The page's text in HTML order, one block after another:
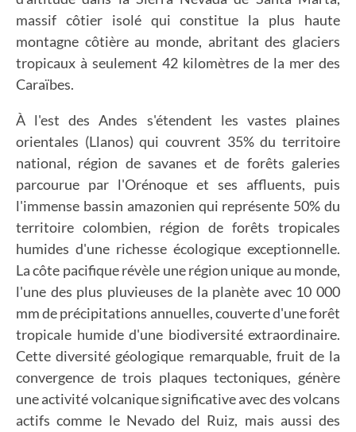
massif côtier isolé qui constitue la plus haute
montagne côtière au monde, abritant des glaciers
tropicaux à seulement 42 kilomètres de la mer des
Caraïbes.
À l'est des Andes s'étendent les vastes plaines
orientales (Llanos) qui couvrent 35% du territoire
national, région de savanes et de forêts galeries
parcourue par l'Orénoque et ses affluents, puis
l'immense bassin amazonien qui représente 50% du
territoire colombien, région de forêts tropicales
humides d'une richesse écologique exceptionnelle.
La côte pacifique révèle une région unique au monde,
l'une des plus pluvieuses de la planète avec 10 000
mm de précipitations annuelles, couverte d'une forêt
tropicale humide d'une biodiversité extraordinaire.
Cette diversité géologique remarquable, fruit de la
convergence de trois plaques tectoniques, génère
une activité volcanique significative avec des volcans
actifs comme le Nevado del Ruiz, mais aussi des